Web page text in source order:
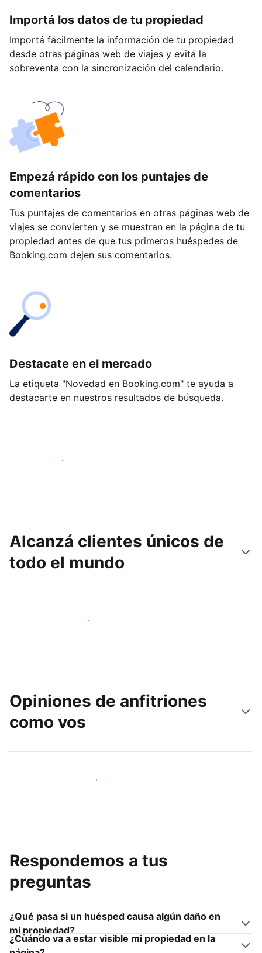
Importá los datos de tu propiedad
Importá fácilmente la información de tu propiedad
desde otras páginas web de viajes y evitá la
sobreventa con la sincronización del calendario.
Empezá rápido con los puntajes de
comentarios
Tus puntajes de comentarios en otras páginas web de
viajes se convierten y se muestran en la página de tu
propiedad antes de que tus primeros huéspedes de
Booking.com dejen sus comentarios.
Destacate en el mercado
La etiqueta "Novedad en Booking.com" te ayuda a
destacarte en nuestros resultados de búsqueda.
Empezá hoy mismo
Alcanzá clientes únicos de
todo el mundo
Llegá a huéspedes nuevos hoy
Opiniones de anfitriones
como vos
Unite a otros anfitriones como vos
Respondemos a tus
preguntas
¿Qué pasa si un huésped causa algún daño en
mi propiedad?
¿Cuándo va a estar visible mi propiedad en la